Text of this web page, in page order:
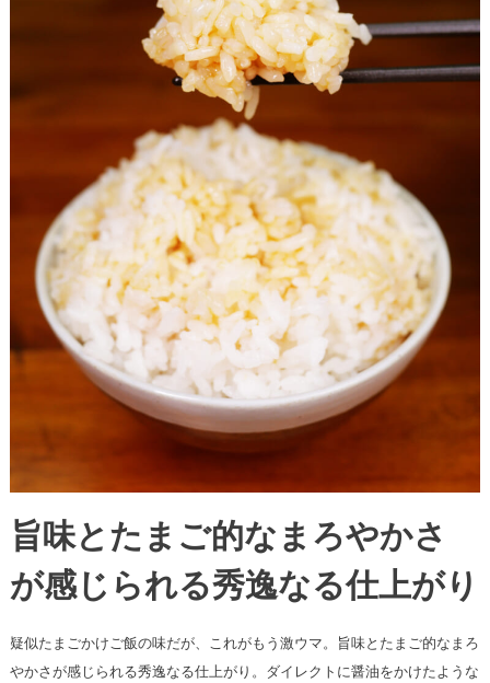
旨味とたまご的なまろやかさ
が感じられる秀逸なる仕上がり
疑似たまごかけご飯の味だが、これがもう激ウマ。旨味とたまご的なまろ
やかさが感じられる秀逸なる仕上がり。ダイレクトに醤油をかけたような